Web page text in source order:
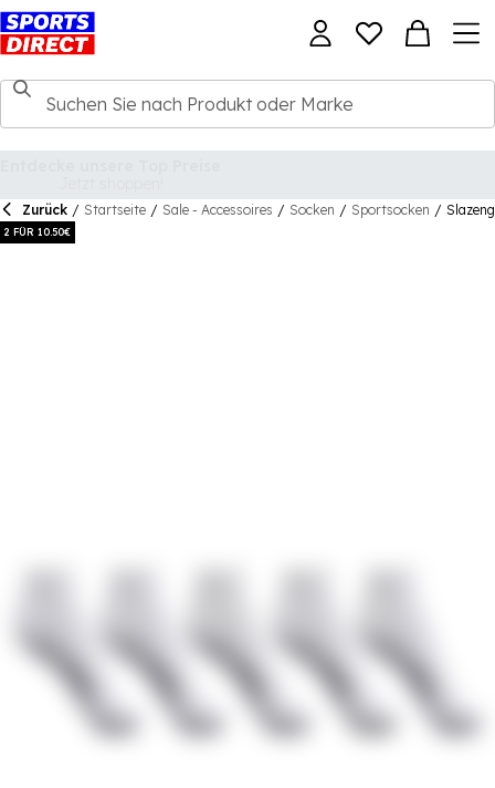
Zurück / Startseite / Sale - Accessoires / Socken / Sportsocken /
2 FÜR 10.50€